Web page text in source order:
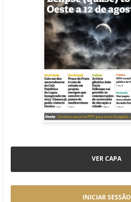
VER CAPA
INICIAR SESSÃO